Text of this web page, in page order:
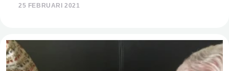
25 FEBRUARI 2021